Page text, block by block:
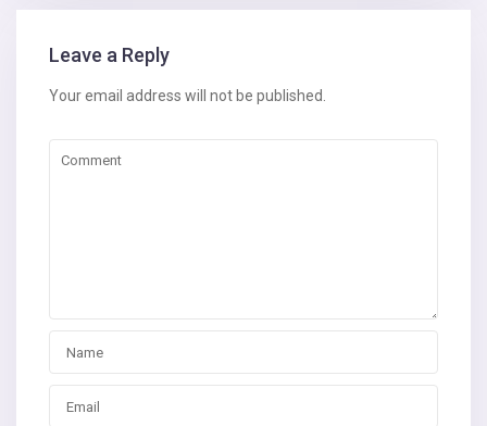
Leave a Reply
Your email address will not be published.